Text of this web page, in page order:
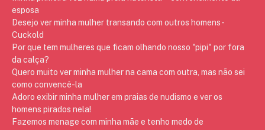
esposa
Desejo ver minha mulher transando com outros homens -
Cuckold
Por que tem mulheres que ficam olhando nosso "pipi" por fora
da calça?
Quero muito ver minha mulher na cama com outra, mas não sei
como convencê-la
Adoro exibir minha mulher em praias de nudismo e ver os
homens pirados nela!
Fazemos menage com minha mãe e tenho medo de